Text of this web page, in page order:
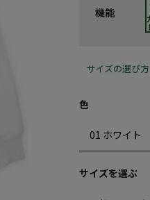
機能
サイズの選び方
色
サイズを選ぶ